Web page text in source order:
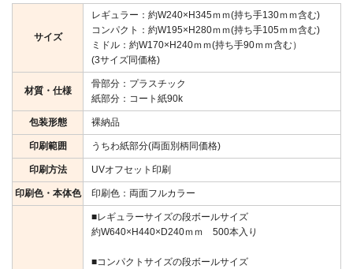
サイズ
レギュラー：約W240×H345ｍｍ(持ち手130ｍｍ含む)
コンパクト：約W195×H280ｍｍ(持ち手105ｍｍ含む)
ミドル：約W170×H240ｍｍ(持ち手90ｍｍ含む）
(3サイズ同価格)
材質・仕様
骨部分：プラスチック
紙部分：コート紙90k
包装形態 裸納品
印刷範囲 うちわ紙部分(両面別柄同価格)
印刷方法 UVオフセット印刷
印刷色・本体色 印刷色：両面フルカラー
■レギュラーサイズの段ボールサイズ
約W640×H440×D240ｍｍ 500本入り
■コンパクトサイズの段ボールサイズ